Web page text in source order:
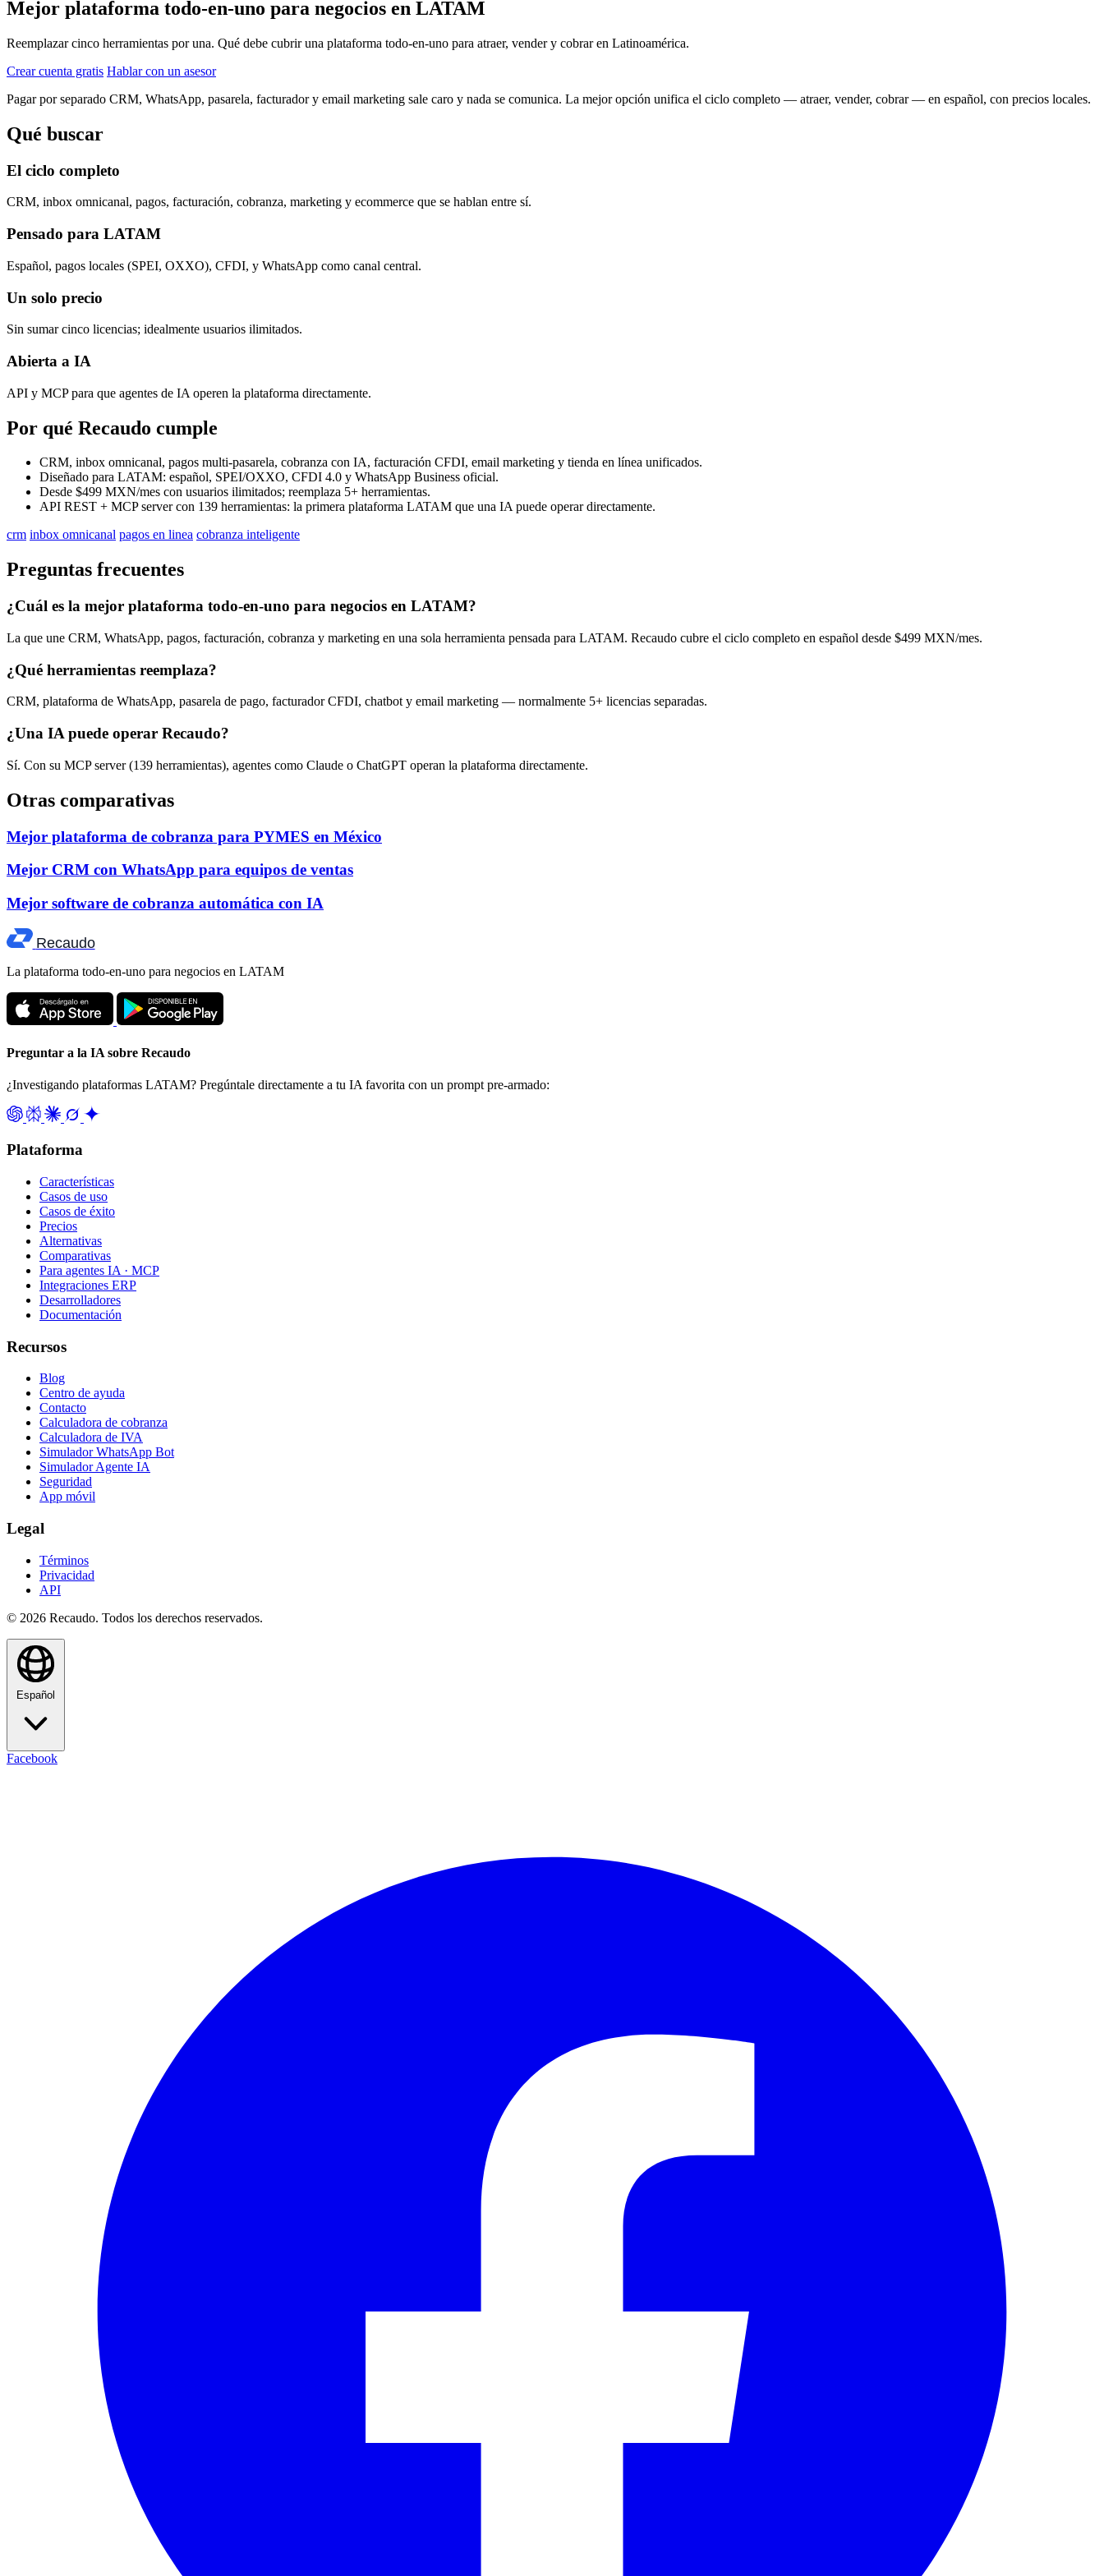
Mejor plataforma todo-en-uno para negocios en LATAM
Reemplazar cinco herramientas por una. Qué debe cubrir una plataforma todo-en-uno para atraer, vender y cobrar en Latinoamérica.
Crear cuenta gratis Hablar con un asesor
Pagar por separado CRM, WhatsApp, pasarela, facturador y email marketing sale caro y nada se comunica. La mejor opción unifica el ciclo completo — atraer, vender, cobrar — en español, con precios locales.
Qué buscar
El ciclo completo
CRM, inbox omnicanal, pagos, facturación, cobranza, marketing y ecommerce que se hablan entre sí.
Pensado para LATAM
Español, pagos locales (SPEI, OXXO), CFDI, y WhatsApp como canal central.
Un solo precio
Sin sumar cinco licencias; idealmente usuarios ilimitados.
Abierta a IA
API y MCP para que agentes de IA operen la plataforma directamente.
Por qué Recaudo cumple
CRM, inbox omnicanal, pagos multi-pasarela, cobranza con IA, facturación CFDI, email marketing y tienda en línea unificados.
Diseñado para LATAM: español, SPEI/OXXO, CFDI 4.0 y WhatsApp Business oficial.
Desde $499 MXN/mes con usuarios ilimitados; reemplaza 5+ herramientas.
API REST + MCP server con 139 herramientas: la primera plataforma LATAM que una IA puede operar directamente.
crm inbox omnicanal pagos en linea cobranza inteligente
Preguntas frecuentes
¿Cuál es la mejor plataforma todo-en-uno para negocios en LATAM?
La que une CRM, WhatsApp, pagos, facturación, cobranza y marketing en una sola herramienta pensada para LATAM. Recaudo cubre el ciclo completo en español desde $499 MXN/mes.
¿Qué herramientas reemplaza?
CRM, plataforma de WhatsApp, pasarela de pago, facturador CFDI, chatbot y email marketing — normalmente 5+ licencias separadas.
¿Una IA puede operar Recaudo?
Sí. Con su MCP server (139 herramientas), agentes como Claude o ChatGPT operan la plataforma directamente.
Otras comparativas
Mejor plataforma de cobranza para PYMES en México
Mejor CRM con WhatsApp para equipos de ventas
Mejor software de cobranza automática con IA
Recaudo
La plataforma todo-en-uno para negocios en LATAM
Preguntar a la IA sobre Recaudo
¿Investigando plataformas LATAM? Pregúntale directamente a tu IA favorita con un prompt pre-armado:
Plataforma
Características
Casos de uso
Casos de éxito
Precios
Alternativas
Comparativas
Para agentes IA · MCP
Integraciones ERP
Desarrolladores
Documentación
Recursos
Blog
Centro de ayuda
Contacto
Calculadora de cobranza
Calculadora de IVA
Simulador WhatsApp Bot
Simulador Agente IA
Seguridad
App móvil
Legal
Términos
Privacidad
API
© 2026 Recaudo. Todos los derechos reservados.
Español
Facebook